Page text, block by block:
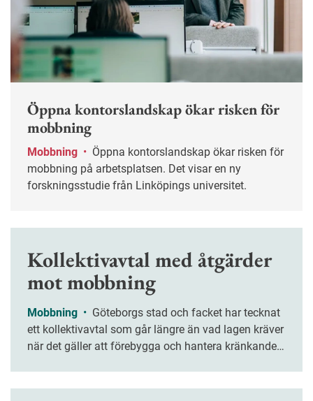
Öppna kontorslandskap ökar risken för
mobbning
Mobbning •
mobbning på arbetsplatsen. Det visar en ny
forskningsstudie från Linköpings universitet.
Kollektivavtal med åtgärder
mot mobbning
Mobbning •
ett kollektivavtal som går längre än vad lagen kräver
när det gäller att förebygga och hantera kränkande